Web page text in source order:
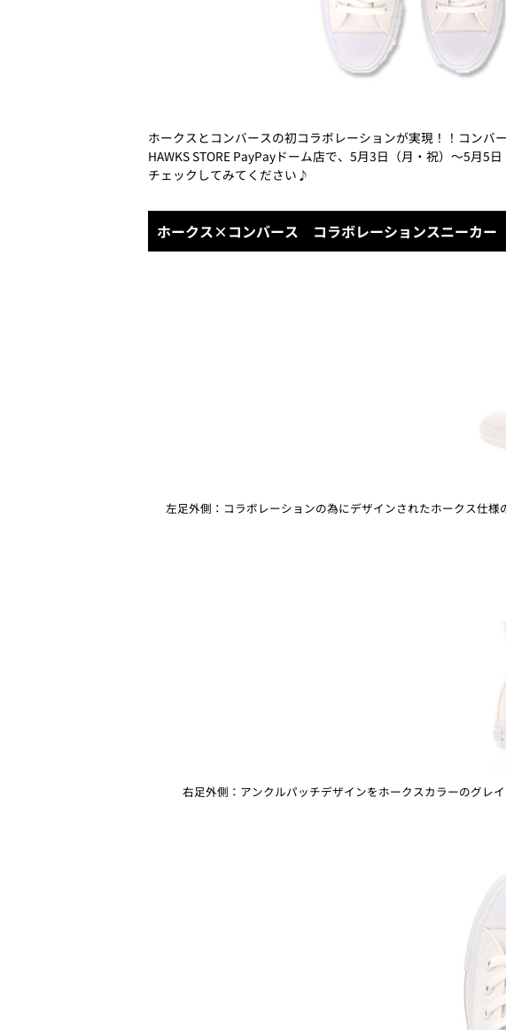
ホークスとコンバースの初コラボレーションが実現！！コン
HAWKS STORE PayPayドーム店で、5月3日（月・祝）～5月
チェックしてみてください♪
ホークス×コンバース コラボレーションスニーカー
左足外側：コラボレーションの為にデザインされたホークス仕様
右足外側：アンクルパッチデザインをホークスカラーのグレ